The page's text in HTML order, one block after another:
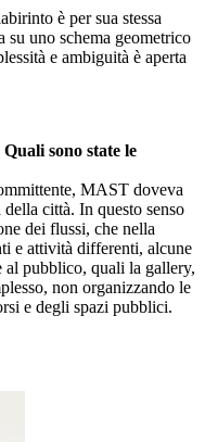
è per sua stessa
su uno schema geometrico
e ambiguità è aperta
sono state le
MAST doveva
città. In questo senso
dei flussi, che nella
e attività differenti, alcune
al pubblico, quali la gallery,
non organizzando le
e degli spazi pubblici.